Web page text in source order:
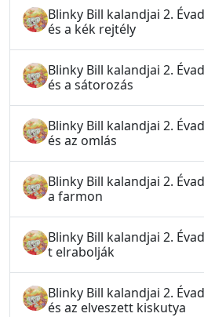
Blinky Bill kalandjai 2.
és a kék rejtély
Blinky Bill kalandjai 2.
és a sátorozás
Blinky Bill kalandjai 2.
és az omlás
Blinky Bill kalandjai 2.
a farmon
Blinky Bill kalandjai 2.
t elrabolják
Blinky Bill kalandjai 2.
és az elveszett kiskutya